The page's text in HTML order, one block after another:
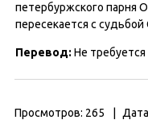
петербуржского парня
пересекается с судьбой
Перевод: Не требуется
Просмотров: 265